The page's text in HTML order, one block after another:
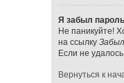
Я забыл
Не паникуйте!
на ссылку
Если не
Вернуться к